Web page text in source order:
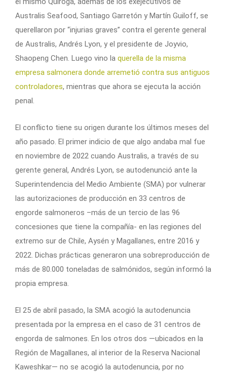
Australis Seafood, Santiago Garretón y Martín Guiloff, se
querellaron por “injurias graves” contra el gerente general
de Australis, Andrés Lyon, y el presidente de Joyvio,
Shaopeng Chen. Luego vino la querella de la misma
empresa salmonera donde arremetió contra sus antiguos
controladores, mientras que ahora se ejecuta la acción
penal.
El conflicto tiene su origen durante los últimos meses del
año pasado. El primer indicio de que algo andaba mal fue
en noviembre de 2022 cuando Australis, a través de su
gerente general, Andrés Lyon, se autodenunció ante la
Superintendencia del Medio Ambiente (SMA) por vulnerar
las autorizaciones de producción en 33 centros de
engorde salmoneros –más de un tercio de las 96
concesiones que tiene la compañía- en las regiones del
extremo sur de Chile, Aysén y Magallanes, entre 2016 y
2022. Dichas prácticas generaron una sobreproducción de
más de 80.000 toneladas de salmónidos, según informó la
propia empresa.
El 25 de abril pasado, la SMA acogió la autodenuncia
presentada por la empresa en el caso de 31 centros de
engorda de salmones. En los otros dos —ubicados en la
Región de Magallanes, al interior de la Reserva Nacional
Kaweshkar— no se acogió la autodenuncia, por no